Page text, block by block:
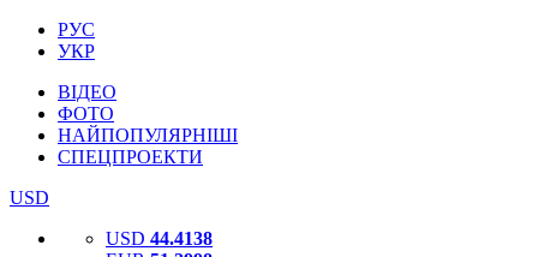
РУС
УКР
ВІДЕО
ФОТО
НАЙПОПУЛЯРНІШІ
СПЕЦПРОЕКТИ
USD
USD 44.4138